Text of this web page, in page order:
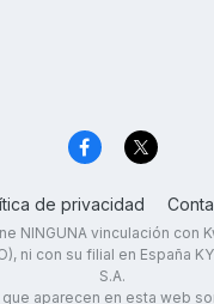
de privacidad
NINGUNA vinculación con
ni con su filial en España
S.A.
aparecen en esta web